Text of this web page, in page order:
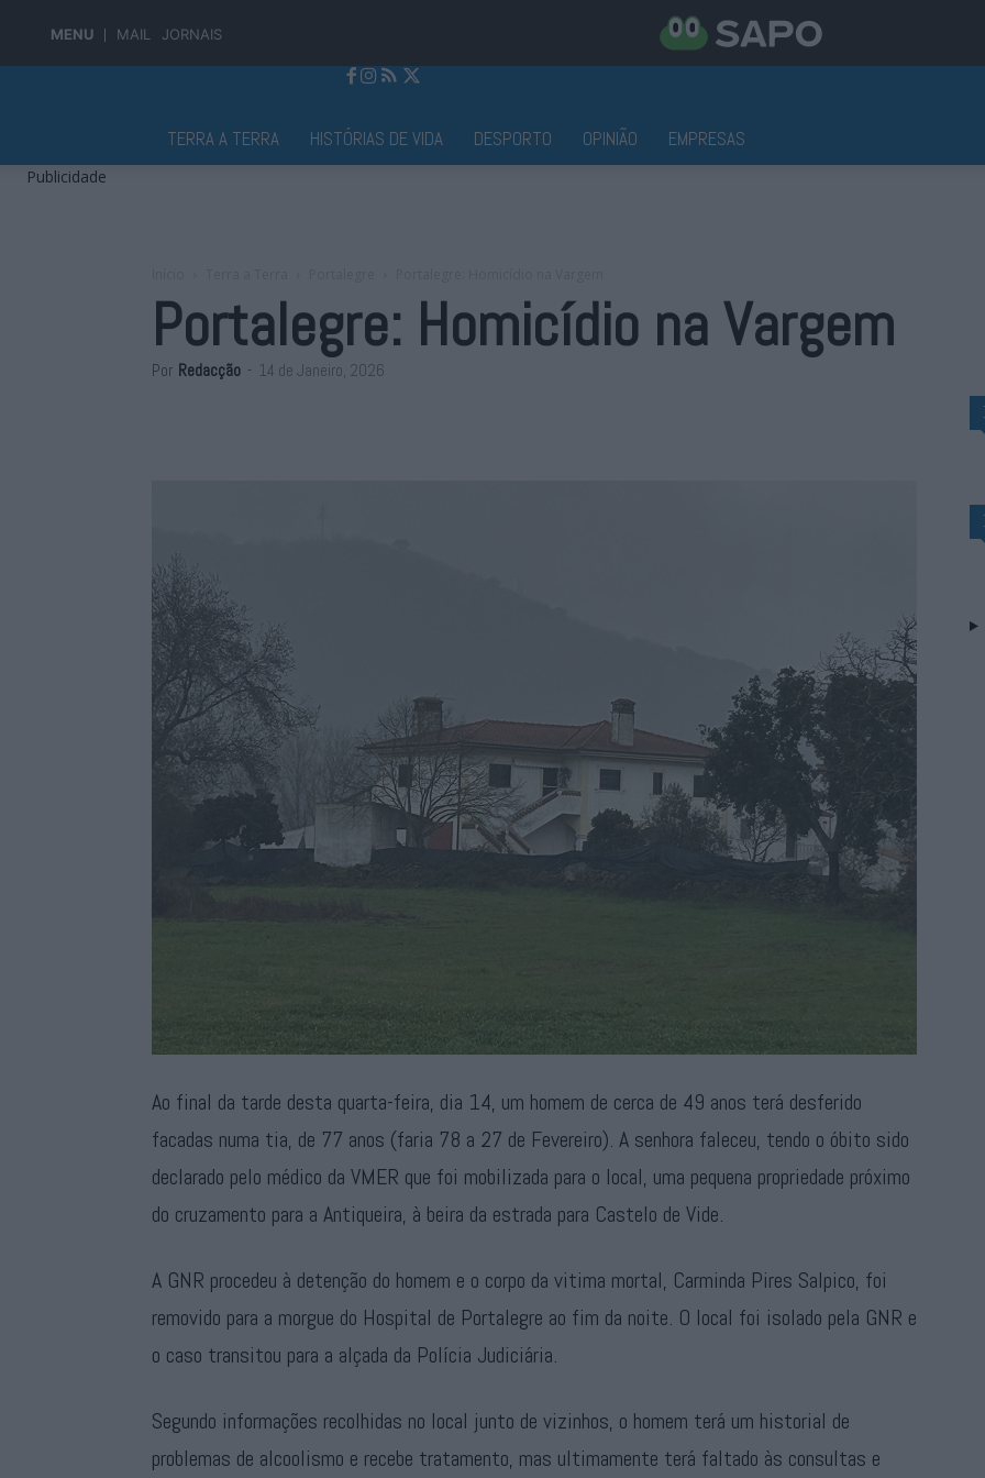
MENU MAIL JORNAIS
TERRA A TERRA HISTÓRIAS DE VIDA DESPORTO OPINIÃO EMPRESAS
Publicidade
Portalegre: Homicídio na Vargem
Por Redacção - 14 de Janeiro, 2026
Ao final da tarde desta quarta-feira, dia 14, um homem de cerca de 49 anos terá desferido
facadas numa tia, de 77 anos (faria 78 a 27 de Fevereiro). A senhora faleceu, tendo o óbito sido
declarado pelo médico da VMER que foi mobilizada para o local, uma pequena propriedade próximo
do cruzamento para a Antiqueira, à beira da estrada para Castelo de Vide.
A GNR procedeu à detenção do homem e o corpo da vitima mortal, Carminda Pires Salpico, foi
removido para a morgue do Hospital de Portalegre ao fim da noite. O local foi isolado pela GNR e
o caso transitou para a alçada da Polícia Judiciária.
Segundo informações recolhidas no local junto de vizinhos, o homem terá um historial de
problemas de alcoolismo e recebe tratamento, mas ultimamente terá faltado às consultas e